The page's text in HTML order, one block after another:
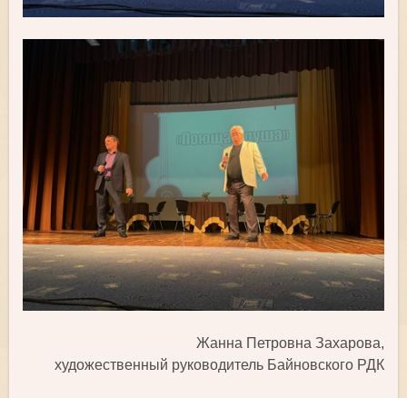
Жанна Петровна Захарова,
художественный руководитель Байновского РДК